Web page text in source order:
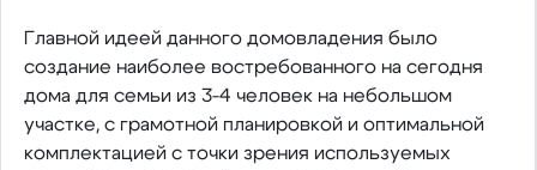
Главной идеей данного домовладения было
создание наиболее востребованного на сегодня
дома для семьи из 3-4 человек на небольшом
участке, с грамотной планировкой и оптимальной
комплектацией с точки зрения используемых